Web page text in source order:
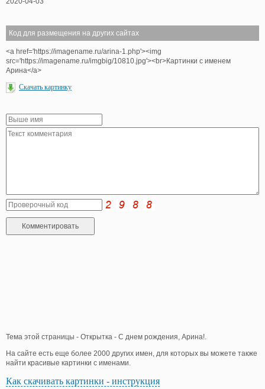
Код для размещения на других сайтах
<a href='https://imagename.ru/arina-1.php'><img
src='https://imagename.ru/imgbig/10810.jpg'><br>Картинки с именем
Арина</a>
Скачать картинку
Тема этой страницы - Открытка - С днем рождения, Арина!.
На сайте есть еще более 2000 других имен, для которых вы можете также
найти красивые картинки с именами.
Как скачивать картинки - инструкция